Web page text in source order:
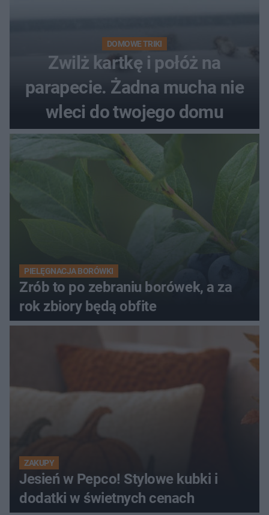
DOMOWE TRIKI
Zwilż kartkę i połóż na
parapecie. Żadna mucha nie
wleci do twojego domu
PIELĘGNACJA BORÓWKI
Zrób to po zebraniu borówek, a za
rok zbiory będą obfite
ZAKUPY
Jesień w Pepco! Stylowe kubki i
dodatki w świetnych cenach